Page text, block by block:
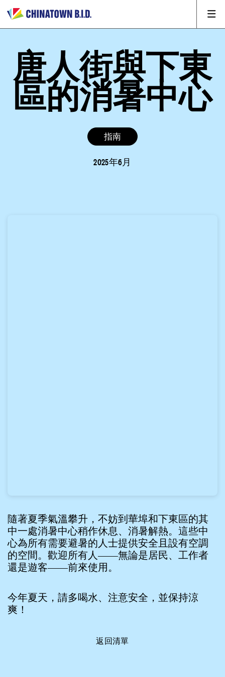
唐人街與下東
區的消暑中心
指南
2025年6月
隨著夏季氣溫攀升，不妨到華埠和下東區的其
中一處消暑中心稍作休息、消暑解熱。這些中
心為所有需要避暑的人士提供安全且設有空調
的空間。歡迎所有人——無論是居民、工作者
還是遊客——前來使用。
今年夏天，請多喝水、注意安全，並保持涼
爽！
返回清單